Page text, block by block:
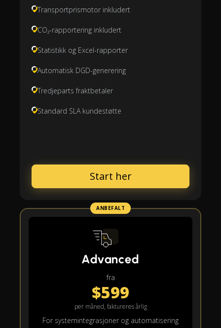
Transportprismotor inkludert
CO₂-rapportering inkludert
Statistikk og Excel-rapporter
Automatisk DGD-generering
Tredjeparts fraktbetaler
Standard SLA kundestøtte
Start her
ANBEFALT
Advanced
fra
$599
per måned, faktureres årlig
For systemintegrasjoner og automatisering